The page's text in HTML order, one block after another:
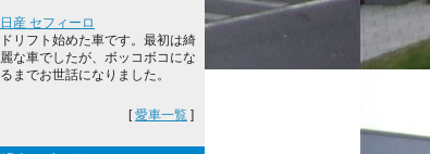
日産 セフィーロ
ドリフト始めた車です。最初は綺
麗な車でしたが、ボッコボコにな
るまでお世話になりました。
[愛車一覧 ]